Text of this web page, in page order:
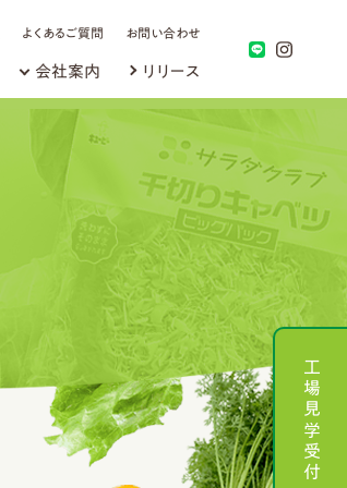
会社案内 リリース
よくあるご質問 お問い合わせ
工場見学受付